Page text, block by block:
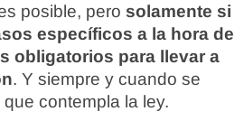
posible, pero solamente si
específicos a la hora de
obligatorios para llevar a
. Y siempre y cuando se
contempla la ley.